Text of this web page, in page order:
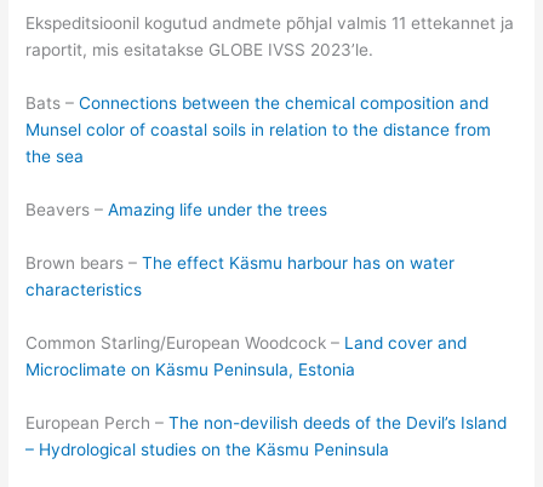
Ekspeditsioonil kogutud andmete põhjal valmis 11 ettekannet ja
raportit, mis esitatakse GLOBE IVSS 2023’le.
Bats –Connections between the chemical composition and
Munsel color of coastal soils in relation to the distance from
the sea
Beavers –Amazing life under the trees
Brown bears –The effect Käsmu harbour has on water
characteristics
Common Starling/European Woodcock – Land cover and
Microclimate on Käsmu Peninsula, Estonia
European Perch –The non-devilish deeds of the Devil’s Island
– Hydrological studies on the Käsmu Peninsula